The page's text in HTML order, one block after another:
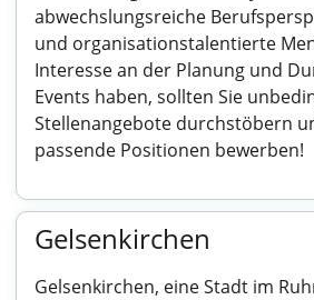
abwechslungsreiche
und organisationstalentierte
Interesse an der Planung und
Events haben, sollten Sie
Stellenangebote durchstöbern
passende Positionen bewerben!
Gelsenkirchen
Gelsenkirchen, eine Stadt im